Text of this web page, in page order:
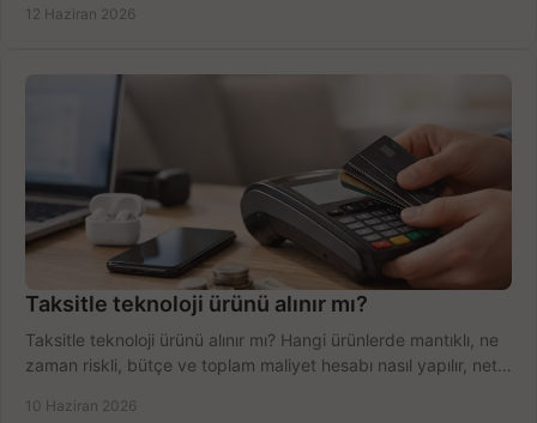
12 Haziran 2026
Taksitle teknoloji ürünü alınır mı?
Taksitle teknoloji ürünü alınır mı? Hangi ürünlerde mantıklı, ne
zaman riskli, bütçe ve toplam maliyet hesabı nasıl yapılır, net
10 Haziran 2026